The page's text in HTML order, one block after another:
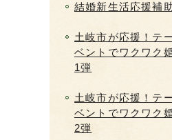
結婚新生活応援補
土岐市が応援！テ
ベントでワクワク
1弾
土岐市が応援！テ
ベントでワクワク
2弾